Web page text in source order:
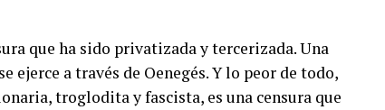
que ha sido privatizada y tercerizada. Una
ejerce a través de Oenegés. Y lo peor de todo,
troglodita y fascista, es una censura que